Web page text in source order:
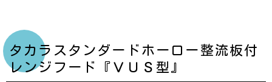
タカラスタンダードホーロー整流板付
レンジフード『ＶＵＳ型』